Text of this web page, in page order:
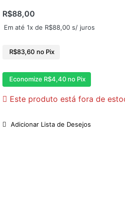
R$88,00
Em até 1x de R$88,00 s/ juros
R$83,60 no Pix
Economize R$4,40 no Pix
Este produto está fora de
Adicionar Lista de Desejos